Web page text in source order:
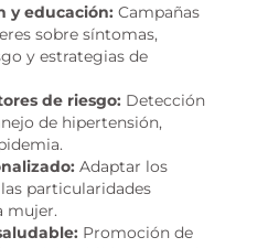
y educación: Campañas
sobre síntomas,
y estrategias de
de riesgo: Detección
de hipertensión,
Adaptar los
particularidades
mujer.
Promoción de